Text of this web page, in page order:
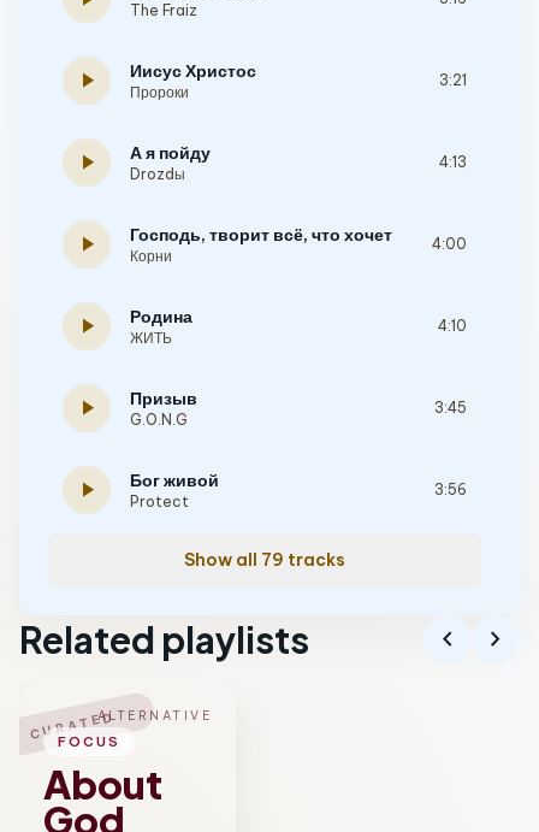
The Fraiz
play_arrow Иисус Христос
Пророки
3:21
play_arrow А я пойду
Drozdы
4:13
play_arrow Господь, творит всё, что хочет
Корни
4:00
play_arrow Родина
ЖИТЬ
4:10
play_arrow Призыв
G.O.N.G
3:45
play_arrow Бог живой
Protect
3:56
Show all 79 tracks
Related playlists chevron_left chevron_right
CURATEDALTERNATIVE
FOCUS
About
God